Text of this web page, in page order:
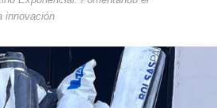
innovación